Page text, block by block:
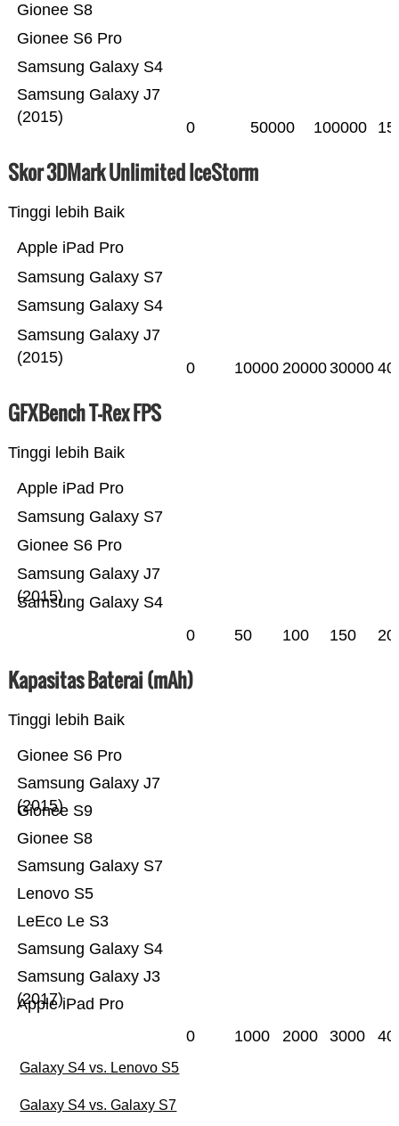
Samsung Galaxy J7
(2015)
Samsung Galaxy S4
Gionee S6 Pro
Gionee S8
0 50000 100000
Skor 3DMark Unlimited IceStorm
Tinggi lebih Baik
Samsung Galaxy J7
(2015)
Samsung Galaxy S4
Samsung Galaxy S7
Apple iPad Pro
0 10000 2000030000
GFXBench T-Rex FPS
Tinggi lebih Baik
Samsung Galaxy S4
Samsung Galaxy J7
(2015)
Gionee S6 Pro
Samsung Galaxy S7
Apple iPad Pro
0 50 100 150
Kapasitas Baterai (mAh)
Tinggi lebih Baik
Apple iPad Pro
Samsung Galaxy J3
(2017)
Samsung Galaxy S4
LeEco Le S3
Lenovo S5
Samsung Galaxy S7
Gionee S8
Gionee S9
Samsung Galaxy J7
(2015)
Gionee S6 Pro
0 1000 2000 3000
Galaxy S4 vs. Lenovo S5
Galaxy S4 vs. Galaxy S7